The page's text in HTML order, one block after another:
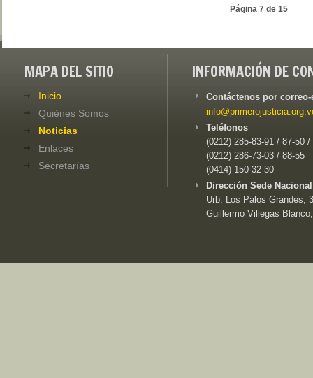
Página 7 de 15
MAPA DEL SITIO
Inicio
Quiénes Somos
Noticias
Enlaces
Secretarías
INFORMACIÓN DE
Contáctenos por
Teléfonos
(0212) 285-83-91 / 87-50 /
(0212) 286-73-03 / 88-55
(0414) 150-32-30
Dirección Sede
Urb. Los Palos Grandes,
Guillermo Villegas